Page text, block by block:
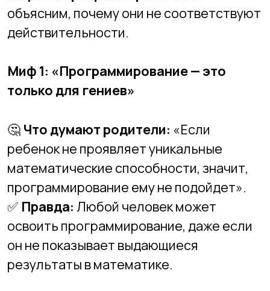
🤔Что думают родители:
ребенок не проявляет уникальные
программирование ему не подойдет».
✅Правда:Любой человек может
он не показывает выдающиеся
результаты в математике.
🖥Почему это миф:
Программирование — это, в первую
очередь, умениелогически мыслить, а
есть много успешных специалистов,
которые не были «гениями» в школе, но
смогли освоить кодинг благодаря